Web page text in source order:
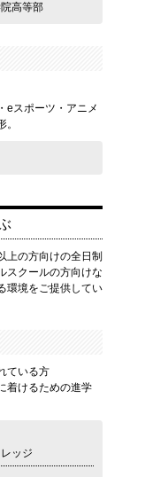
高等部
eスポーツ・アニメ
上の方向けの全日制
スクールの方向けな
環境をご提供してい
ている方
着けるための進学
ッジ